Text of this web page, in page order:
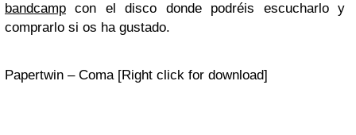
bandcamp con el disco donde podréis escucharlo y
comprarlo si os ha gustado.
Papertwin – Coma [Right click for download]